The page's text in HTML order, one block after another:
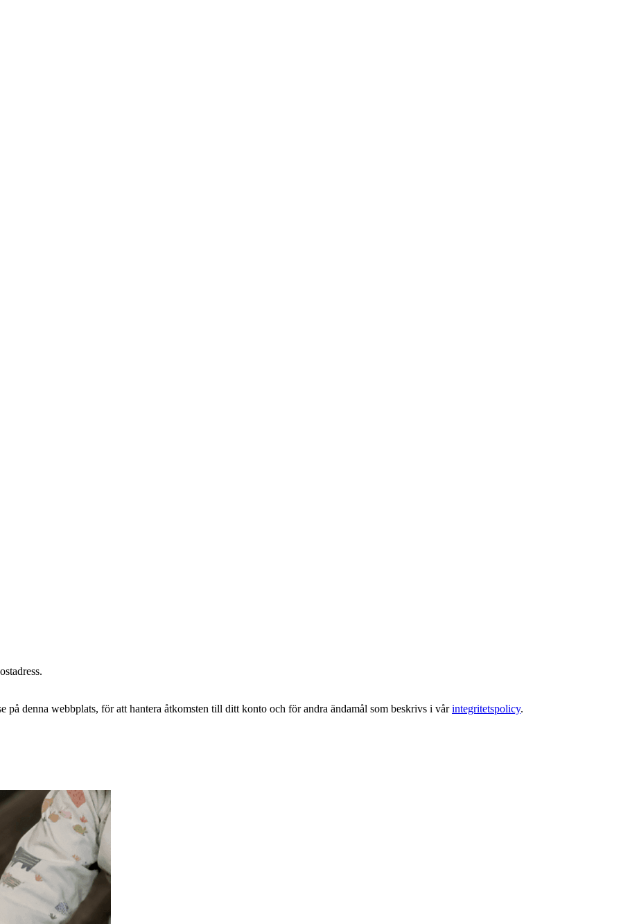
denna webbplats, för att hantera åtkomsten till ditt konto och för andra ändamål som beskrivs i vårintegritetspolicy.